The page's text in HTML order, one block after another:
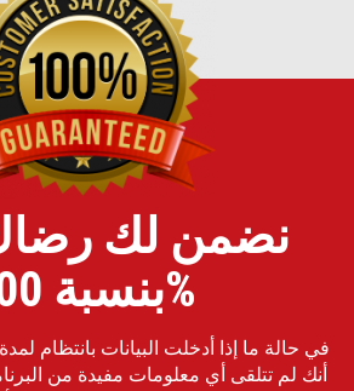
نضمن لك رضاك
بنسبة 100%
أنك لم تتلقى أي معلومات مفيدة من